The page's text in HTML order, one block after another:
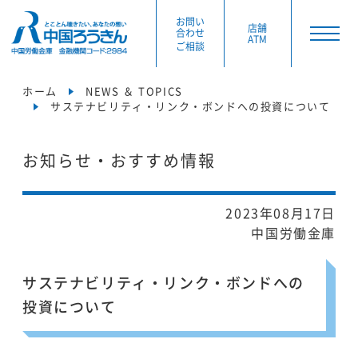
お問い
合わせ
ご相談
店舗
ATM
ホーム
NEWS ＆ TOPICS
サステナビリティ・リンク・ボンドへの投資について
お知らせ・おすすめ情報
2023年08月17日
中国労働金庫
サステナビリティ・リンク・ボンドへの
投資について